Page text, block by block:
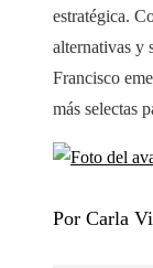
estratégica.
alternativas y
Francisco
más selectas
Por Carla